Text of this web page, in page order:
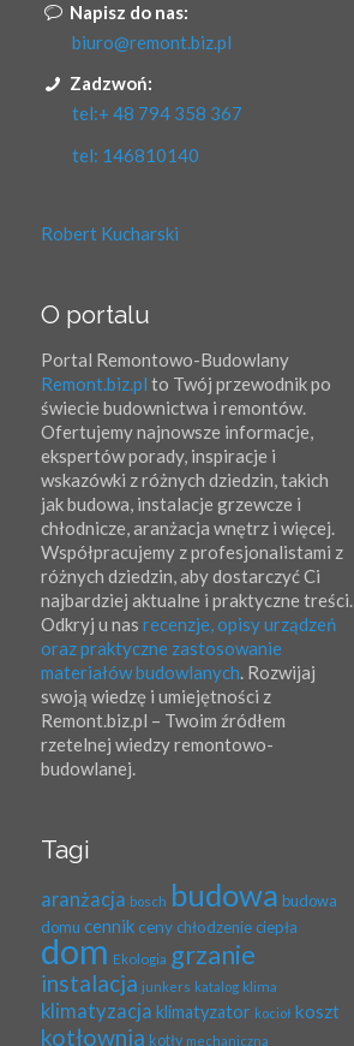
Napisz do nas:
biuro@remont.biz.pl
Zadzwoń:
tel:+ 48 794 358 367
tel: 146810140
Robert Kucharski
O portalu
Portal Remontowo-Budowlany
Remont.biz.pl to Twój przewodnik po
świecie budownictwa i remontów.
Ofertujemy najnowsze informacje,
ekspertów porady, inspiracje i
wskazówki z różnych dziedzin, takich
jak budowa, instalacje grzewcze i
chłodnicze, aranżacja wnętrz i więcej.
Współpracujemy z profesjonalistami z
różnych dziedzin, aby dostarczyć Ci
najbardziej aktualne i praktyczne treści.
Odkryj u nas recenzje, opisy urządzeń
oraz praktyczne zastosowanie
materiałów budowlanych. Rozwijaj
swoją wiedzę i umiejętności z
Remont.biz.pl – Twoim źródłem
rzetelnej wiedzy remontowo-
budowlanej.
Tagi
aranżacja bosch budowa budowa
domu cennik ceny chłodzenie ciepła
dom Ekologia grzanie
instalacja junkers katalog klima
klimatyzacja klimatyzator kocioł koszt
kotłownia kotły mechaniczna